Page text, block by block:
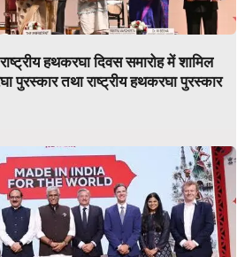
हथकरघा दिवस समारोह में शामिल
तथा राष्ट्रीय हथकरघा पुरस्कार